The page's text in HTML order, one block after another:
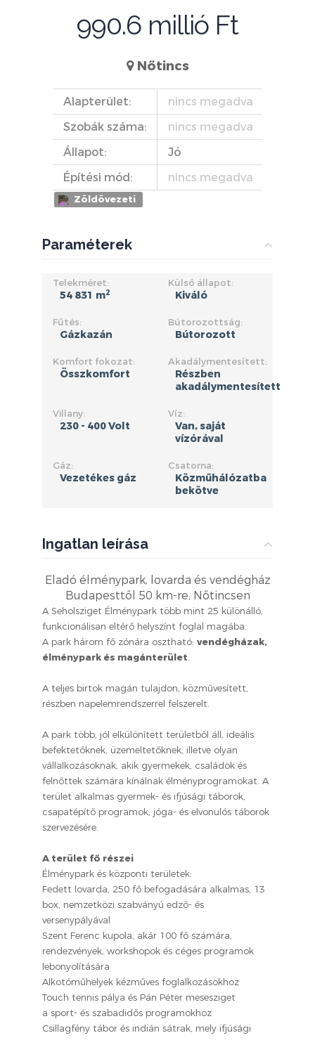
990.6 millió Ft
Nőtincs
Alapterület:
nincs megadva
Szobák száma:
nincs megadva
Állapot:
Jó
Építési mód:
nincs megadva
Zöldövezeti
Paraméterek
Telekméret:
54 831 m2
Külső állapot:
Kiváló
Fűtés:
Gázkazán
Bútorozottság:
Bútorozott
Komfort fokozat:
Összkomfort
Akadálymentesített:
Részben
akadálymentesített
Villany:
230 - 400 Volt
Víz:
Van, saját
vízórával
Gáz:
Vezetékes gáz
Csatorna:
Közműhálózatba
bekötve
Ingatlan leírása
Eladó élménypark, lovarda és vendégház
Budapesttől 50 km-re, Nőtincsen
A Seholsziget Élménypark több mint 25 különálló,
funkcionálisan eltérő helyszínt foglal magába.
A park három fő zónára osztható: vendégházak,
élménypark és magánterület.
A teljes birtok magán tulajdon, közművesített,
részben napelemrendszerrel felszerelt.
A park több, jól elkülönített területből áll, ideális
befektetőknek, üzemeltetőknek, illetve olyan
vállalkozásoknak, akik gyermekek, családok és
felnőttek számára kínálnak élményprogramokat. A
terület alkalmas gyermek- és ifjúsági táborok,
csapatépítő programok, jóga- és elvonulós táborok
szervezésére.
A terület fő részei
Élménypark és központi területek:
Fedett lovarda, 250 fő befogadására alkalmas, 13
box, nemzetközi szabványú edző- és
versenypályával
Szent Ferenc kupola, akár 100 fő számára,
rendezvények, workshopok és céges programok
lebonyolítására
Alkotóműhelyek kézműves foglalkozásokhoz
Touch tennis pálya és Pán Péter mesesziget
a sport- és szabadidős programokhoz
Csillagfény tábor és indián sátrak, mely ifjúsági